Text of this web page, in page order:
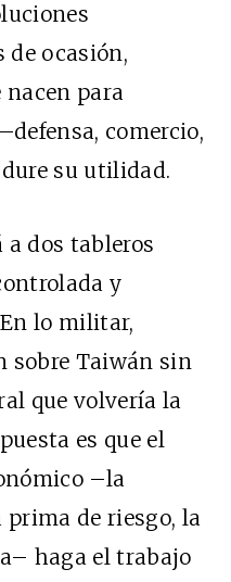
de ocasión,
nacen para
comercio,
su utilidad.
dos tableros
y
lo militar,
sobre Taiwán sin
que volvería la
es que el
–la
de riesgo, la
haga el trabajo